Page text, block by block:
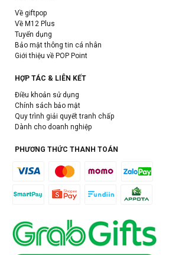
Về giftpop
Về M12 Plus
Tuyển dụng
Bảo mật thông tin cá nhân
Giới thiệu về POP Point
HỢP TÁC & LIÊN KẾT
Điều khoản sử dụng
Chính sách bảo mật
Quy trình giải quyết tranh chấp
Dành cho doanh nghiệp
PHƯƠNG THỨC THANH TOÁN